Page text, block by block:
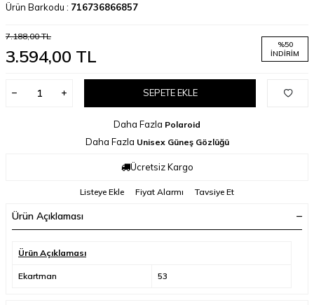
Ürün Barkodu : 716736866857
7.188,00TL
3.594,00 TL
%50
İNDIRIM
SEPETE EKLE
Daha Fazla Polaroid
Daha Fazla Unisex Güneş Gözlüğü
Ücretsiz Kargo
Listeye Ekle Fiyat Alarmı Tavsiye Et
Ürün Açıklaması
Ürün Açıklaması
Ekartman 53